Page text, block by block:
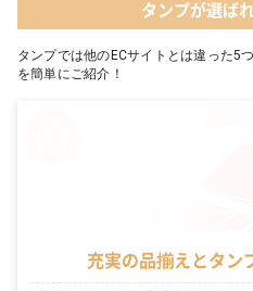
タンプが選ば
タンプでは他のECサイトとは違った5
を簡単にご紹介！
充実の品揃えとタン